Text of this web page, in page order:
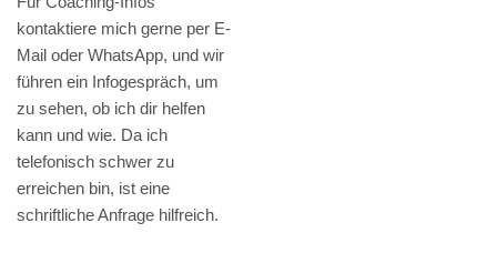
kontaktiere mich gerne per E-
Mail oder WhatsApp, und wir
führen ein Infogespräch, um
zu sehen, ob ich dir helfen
kann und wie. Da ich
telefonisch schwer zu
erreichen bin, ist eine
schriftliche Anfrage hilfreich.